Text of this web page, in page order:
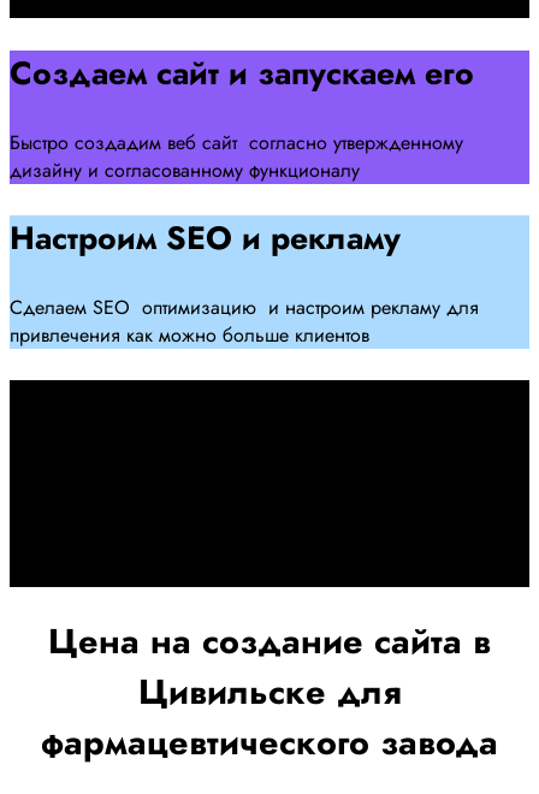
Создаем сайт и запускаем его
Быстро создадим веб сайт согласно утвержденному
дизайну и согласованному функционалу
Настроим SEO и рекламу
Сделаем SEO оптимизацию и настроим рекламу для
привлечения как можно больше клиентов
Цена на создание сайта в
Цивильске для
фармацевтического завода